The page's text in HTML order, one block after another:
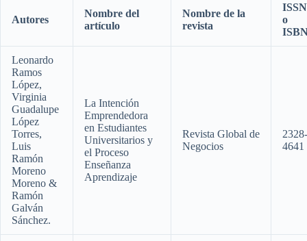
Autores
Nombre del
artículo
Nombre de la
revista
ISSN
o
Leonardo
Ramos
López,
Virginia
Guadalupe
López
Torres,
Luis
Ramón
Moreno
Moreno &
Ramón
Galván
Sánchez.
La Intención
Emprendedora
en Estudiantes
Universitarios y
el Proceso
Enseñanza
Aprendizaje
Revista Global de
Negocios
2328-
4641